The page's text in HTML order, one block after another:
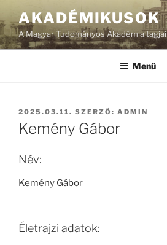
AKADÉMIKUSOK
A Magyar Tudományos Akadémia tagjai
Menü
BEKÜLDVE:
2025.03.11. SZERZŐ: ADMIN
Kemény Gábor
Név:
Kemény Gábor
Életrajzi adatok: